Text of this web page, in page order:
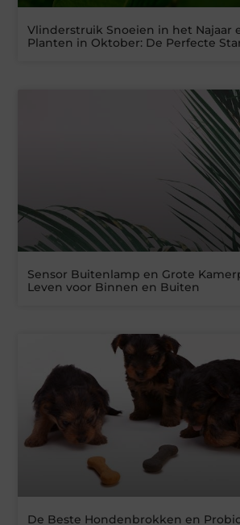
Vlinderstruik Snoeien in het Najaar
Planten in Oktober: De Perfecte
Sensor Buitenlamp en Grote
Leven voor Binnen en Buiten
De Beste Hondenbrokken en